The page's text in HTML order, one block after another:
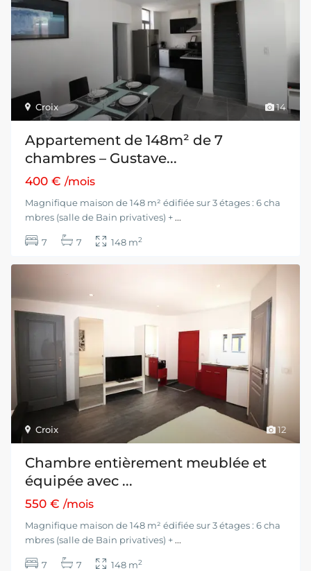
14
Croix
Appartement de 148m² de 7
chambres – Gustave...
400 €/mois
Magnifique maison de 148 m² édifiée sur 3 étages : 6 cha
mbres (salle de Bain privatives) + ...
7 7 148 m2
12
Croix
Chambre entièrement meublée et
équipée avec ...
550 €/mois
Magnifique maison de 148 m² édifiée sur 3 étages : 6 cha
mbres (salle de Bain privatives) + ...
7 7 148 m2